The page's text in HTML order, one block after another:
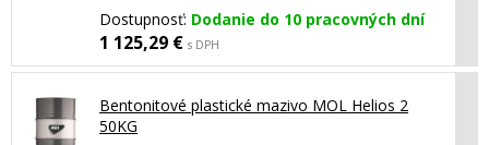
Dostupnosť: Dodanie do 10 pracovných dní
1 125,29 € s DPH
Bentonitové plastické mazivo MOL Helios 2
50KG